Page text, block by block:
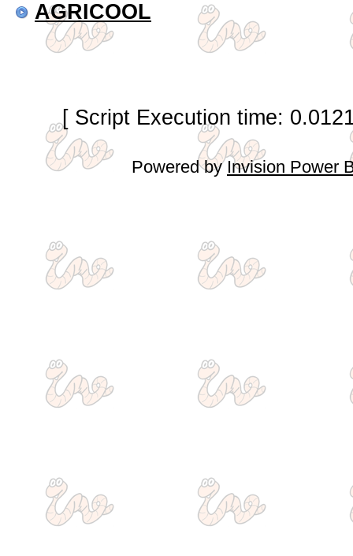
AGRICOOL
[ Script Execution time:
Powered byInvision Power